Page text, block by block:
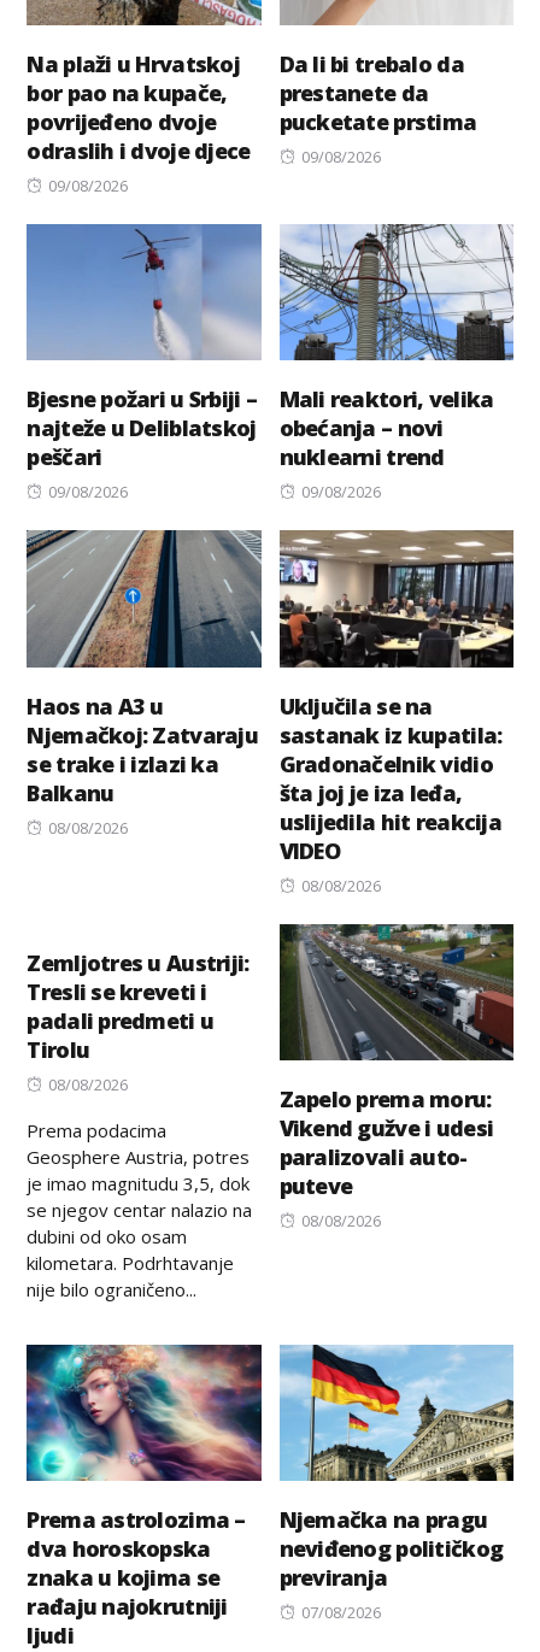
Na plaži u Hrvatskoj
bor pao na kupače,
povrijeđeno dvoje
odraslih i dvoje djece
Posted
09/08/2026
Da li bi trebalo da
prestanete da
pucketate prstima
Posted
09/08/2026
Bjesne požari u Srbiji –
najteže u Deliblatskoj
peščari
Posted
09/08/2026
Mali reaktori, velika
obećanja – novi
nuklearni trend
Posted
09/08/2026
Haos na A3 u
Njemačkoj: Zatvaraju
se trake i izlazi ka
Balkanu
Posted
08/08/2026
Uključila se na
sastanak iz kupatila:
Gradonačelnik vidio
šta joj je iza leđa,
uslijedila hit reakcija
VIDEO
Posted
08/08/2026
Zemljotres u Austriji:
Tresli se kreveti i
padali predmeti u
Tirolu
Posted
08/08/2026
Prema podacima
Geosphere Austria, potres
je imao magnitudu 3,5, dok
se njegov centar nalazio na
dubini od oko osam
kilometara. Podrhtavanje
nije bilo ograničeno...
Zapelo prema moru:
Vikend gužve i udesi
paralizovali auto-
puteve
Posted
08/08/2026
Prema astrolozima –
dva horoskopska
znaka u kojima se
rađaju najokrutniji
ljudi
Njemačka na pragu
neviđenog političkog
previranja
Posted
07/08/2026